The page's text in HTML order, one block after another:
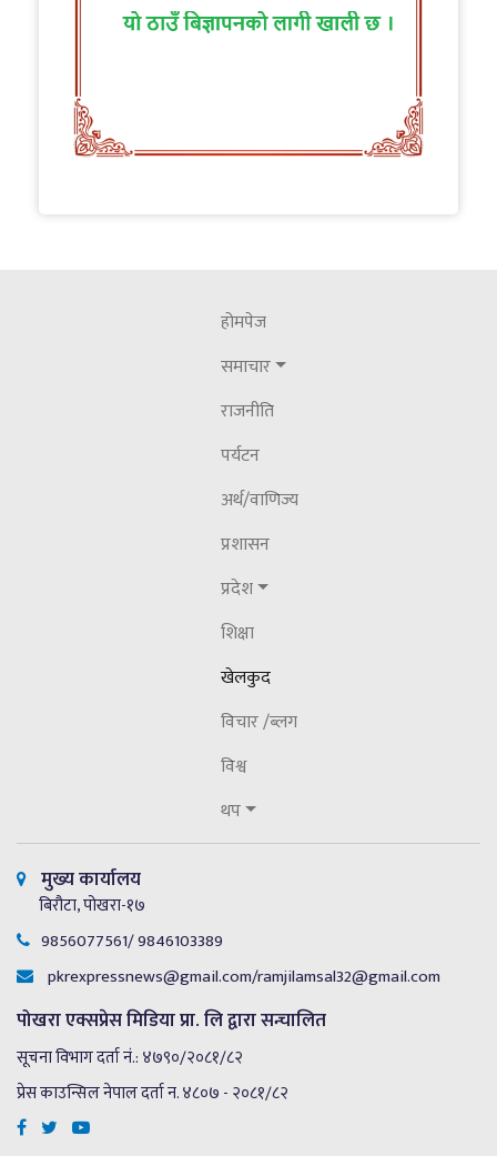
प्याकेजमा जोड
पालिकाहरूको पुनरावलोकन सम्बन्धमा गठित
कास्की जिल्ला स्तरिय अध्ययन समितिको सांसद र
२०८३ असार १८ बिहीबार
कास्की जिल्लालाई पूर्ण खोप सुनिश्चितता तथा
होमपेज
समाचार
राजनीति
पर्यटन
अर्थ/वाणिज्य
प्रशासन
प्रदेश
शिक्षा
खेलकुद
विचार /ब्लग
विश्व
थप
मुख्य कार्यालय
बिरौटा, पोखरा-१७
9856077561/ 9846103389
pkrexpressnews@gmail.com/ramjilamsal32@gmail.com
पोखरा एक्सप्रेस मिडिया प्रा. लि द्वारा सन्चालित
सूचना विभाग दर्ता नं.: ४७९०/२०८१/८२
प्रेस काउन्सिल नेपाल दर्ता न. ४८०७ - २०८१/८२